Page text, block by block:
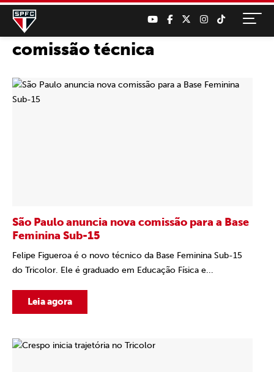
comissão técnica
São Paulo anuncia nova comissão para a Base
Feminina Sub-15
Felipe Figueroa é o novo técnico da Base Feminina Sub-15
do Tricolor. Ele é graduado em Educação Física e...
Leia agora